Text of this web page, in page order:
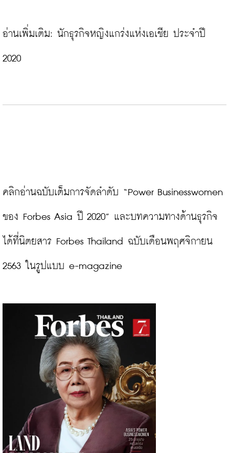
อ่านเพิ่มเติม: นักธุรกิจหญิงแกร่งแห่งเอเชีย ประจำปี
2020
คลิกอ่านฉบับเต็มการจัดลำดับ “Power Businesswomen
ของ Forbes Asia ปี 2020” และบทความทางด้านธุรกิจ
ได้ที่นิตยสาร Forbes Thailand ฉบับเดือนพฤศจิกายน
2563 ในรูปแบบ e-magazine